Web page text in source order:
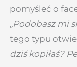
pomyśleć o
„Podobasz mi
tego typu
dziś kopiłaś?